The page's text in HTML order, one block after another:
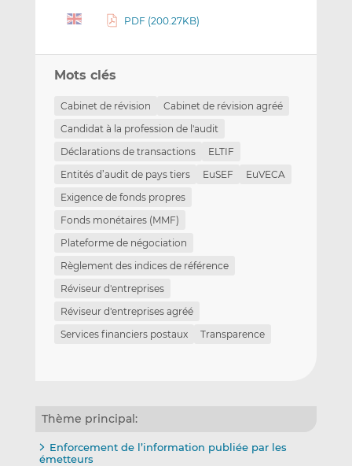
PDF (200.27KB)
Mots clés
Cabinet de révision
Cabinet de révision agréé
Candidat à la profession de l'audit
Déclarations de transactions
ELTIF
Entités d’audit de pays tiers
EuSEF
EuVECA
Exigence de fonds propres
Fonds monétaires (MMF)
Plateforme de négociation
Règlement des indices de référence
Réviseur d'entreprises
Réviseur d'entreprises agréé
Services financiers postaux
Transparence
Thème principal:
Enforcement de l’information publiée par les
émetteurs